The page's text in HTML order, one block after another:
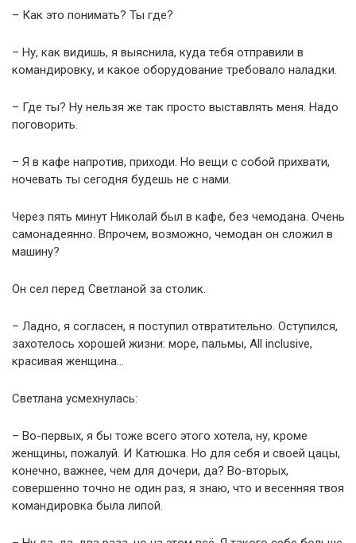
– Как это понимать? Ты где?
– Ну, как видишь, я выяснила, куда тебя отправили в
командировку, и какое оборудование требовало наладки.
– Где ты? Ну нельзя же так просто выставлять меня. Надо
поговорить.
– Я в кафе напротив, приходи. Но вещи с собой прихвати,
ночевать ты сегодня будешь не с нами.
Через пять минут Николай был в кафе, без чемодана. Очень
самонадеянно. Впрочем, возможно, чемодан он сложил в
машину?
Он сел перед Светланой за столик.
– Ладно, я согласен, я поступил отвратительно. Оступился,
захотелось хорошей жизни: море, пальмы, All inclusive,
красивая женщина…
Светлана усмехнулась:
– Во-первых, я бы тоже всего этого хотела, ну, кроме
женщины, пожалуй. И Катюшка. Но для себя и своей цацы,
конечно, важнее, чем для дочери, да? Во-вторых,
совершенно точно не один раз, я знаю, что и весенняя твоя
командировка была липой.